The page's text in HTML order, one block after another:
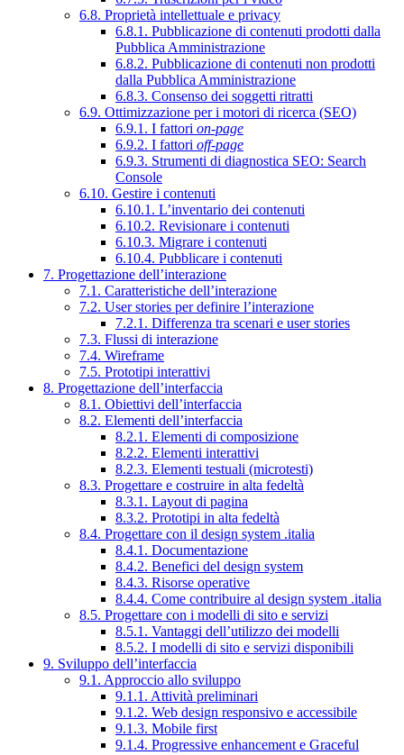
6.8. Proprietà intellettuale e privacy
6.8.1. Pubblicazione di contenuti prodotti dalla
Pubblica Amministrazione
6.8.2. Pubblicazione di contenuti non prodotti
dalla Pubblica Amministrazione
6.8.3. Consenso dei soggetti ritratti
6.9. Ottimizzazione per i motori di ricerca (SEO)
6.9.1. I fattori on-page
6.9.2. I fattori off-page
6.9.3. Strumenti di diagnostica SEO: Search
Console
6.10. Gestire i contenuti
6.10.1. L’inventario dei contenuti
6.10.2. Revisionare i contenuti
6.10.3. Migrare i contenuti
6.10.4. Pubblicare i contenuti
7. Progettazione dell’interazione
7.1. Caratteristiche dell’interazione
7.2. User stories per definire l’interazione
7.2.1. Differenza tra scenari e user stories
7.3. Flussi di interazione
7.4. Wireframe
7.5. Prototipi interattivi
8. Progettazione dell’interfaccia
8.1. Obiettivi dell’interfaccia
8.2. Elementi dell’interfaccia
8.2.1. Elementi di composizione
8.2.2. Elementi interattivi
8.2.3. Elementi testuali (microtesti)
8.3. Progettare e costruire in alta fedeltà
8.3.1. Layout di pagina
8.3.2. Prototipi in alta fedeltà
8.4. Progettare con il design system .italia
8.4.1. Documentazione
8.4.2. Benefici del design system
8.4.3. Risorse operative
8.4.4. Come contribuire al design system .italia
8.5. Progettare con i modelli di sito e servizi
8.5.1. Vantaggi dell’utilizzo dei modelli
8.5.2. I modelli di sito e servizi disponibili
9. Sviluppo dell’interfaccia
9.1. Approccio allo sviluppo
9.1.1. Attività preliminari
9.1.2. Web design responsivo e accessibile
9.1.3. Mobile first
9.1.4. Progressive enhancement e Graceful